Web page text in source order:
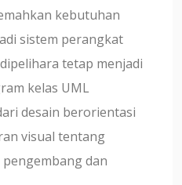
kebutuhan
sistem perangkat
tetap menjadi
kelas UML
desain berorientasi
visual tentang
dan